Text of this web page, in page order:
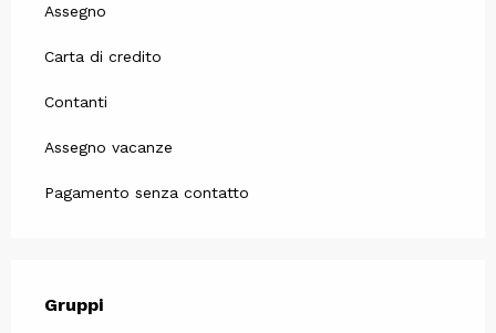
Assegno
Carta di credito
Contanti
Assegno vacanze
Pagamento senza contatto
Gruppi
Gruppi